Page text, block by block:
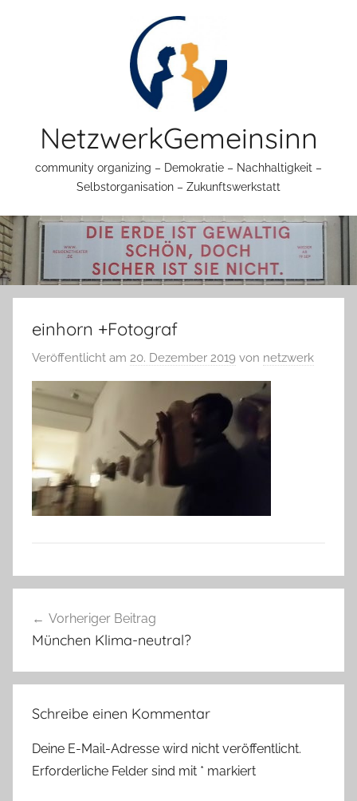
NetzwerkGemeinsinn
community organizing – Demokratie – Nachhaltigkeit –
Selbstorganisation – Zukunftswerkstatt
einhorn +Fotograf
Veröffentlicht am 20. Dezember 2019 von netzwerk
Vorheriger Beitrag
München Klima-neutral?
Schreibe einen Kommentar
Deine E-Mail-Adresse wird nicht veröffentlicht.
Erforderliche Felder sind mit * markiert